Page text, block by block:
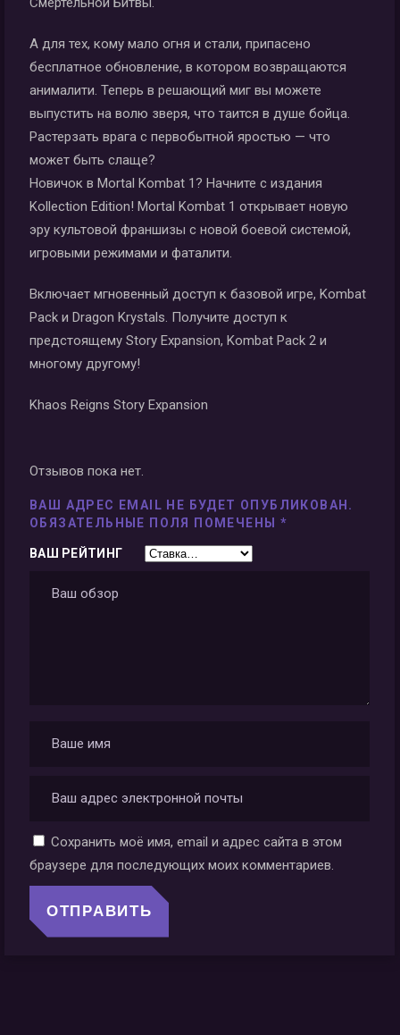
А для тех, кому мало огня и стали, припасено
бесплатное обновление, в котором возвращаются
анималити. Теперь в решающий миг вы можете
выпустить на волю зверя, что таится в душе бойца.
Растерзать врага с первобытной яростью — что
может быть слаще?
Новичок в Mortal Kombat 1? Начните с издания
Kollection Edition! Mortal Kombat 1 открывает новую
эру культовой франшизы с новой боевой системой,
игровыми режимами и фаталити.
Включает мгновенный доступ к базовой игре, Kombat
Pack и Dragon Krystals. Получите доступ к
предстоящему Story Expansion, Kombat Pack 2 и
многому другому!
Khaos Reigns Story Expansion
Отзывов пока нет.
ВАШ АДРЕС EMAIL НЕ БУДЕТ ОПУБЛИКОВАН.
ОБЯЗАТЕЛЬНЫЕ ПОЛЯ ПОМЕЧЕНЫ *
ВАШ РЕЙТИНГ
Сохранить моё имя, email и адрес сайта в этом
браузере для последующих моих комментариев.